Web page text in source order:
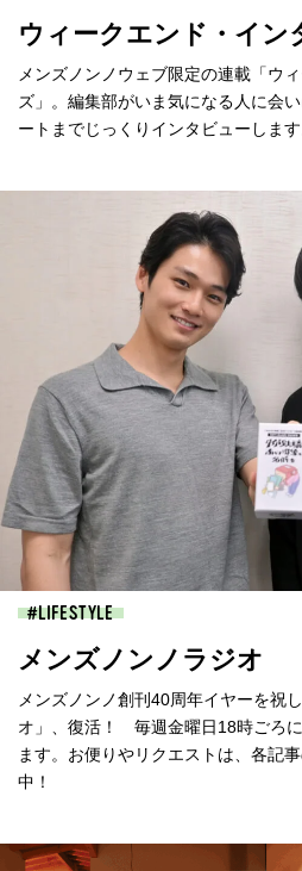
ウィークエンド・イン
メンズノンノウェブ限定の連載「ウ
ズ」。編集部がいま気になる人に会
ートまでじっくりインタビューします
LIFESTYLE
メンズノンノラジオ
メンズノンノ創刊40周年イヤーを祝
オ」、復活！ 毎週金曜日18時ごろ
ます。お便りやリクエストは、各記
中！